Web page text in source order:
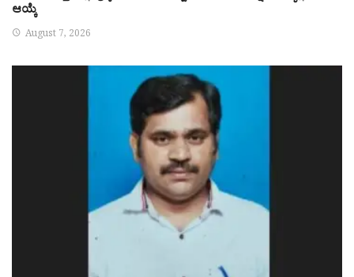
ಆಯ್ಕೆ
August 7, 2026